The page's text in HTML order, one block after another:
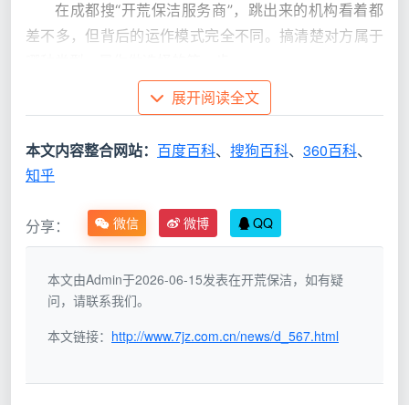
在成都搜“开荒保洁服务商”，跳出来的机构看着都
差不多，但背后的运作模式完全不同。搞清楚对方属于
服务
型
派单
型服
务商
线上接单，转包给
合作的零散保洁
服务者质量参差不齐，服
务商与工人责任分离，出
了问题互相推诿，售后流
程漫长
挂靠
务商
一个人注册多个名
实际只有1-2人，无固定
展开阅读全文
本文内容整合网站： 百度百科、 搜狗百科、 360百科、
知乎
分享： 微信 微博 QQ
本文由Admin于2026-06-15发表在开荒保洁，如有疑
问，请联系我们。
本文链接： http://www.7jz.com.cn/news/d_567.html